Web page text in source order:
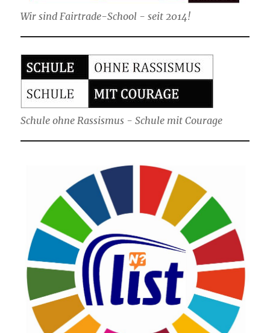
Wir sind Fairtrade-School - seit 2014!
Schule ohne Rassismus - Schule mit Courage